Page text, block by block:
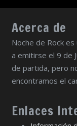
Acerca de
Noche de Rock
a emitirse el 9 de
de partida, pero
encontramos el
Enlaces